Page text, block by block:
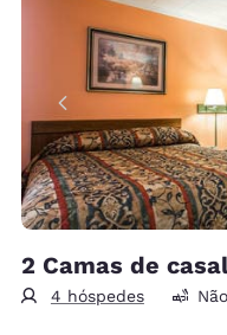
2 Camas de
4 hóspedes